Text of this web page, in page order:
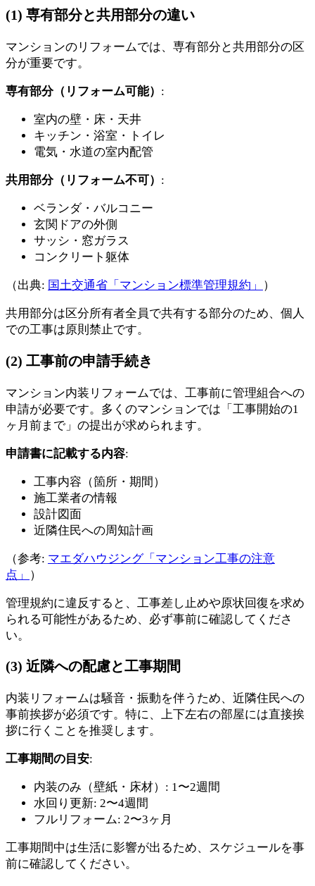
(1) 専有部分と共用部分の違い
マンションのリフォームでは、専有部分と共用部分の区
分が重要です。
専有部分（リフォーム可能） :
室内の壁・床・天井
キッチン・浴室・トイレ
電気・水道の室内配管
共用部分（リフォーム不可） :
ベランダ・バルコニー
玄関ドアの外側
サッシ・窓ガラス
コンクリート躯体
（出典: 国土交通省「マンション標準管理規約」 ）
共用部分は区分所有者全員で共有する部分のため、個人
での工事は原則禁止です。
(2) 工事前の申請手続き
マンション内装リフォームでは、工事前に管理組合への
申請が必要です。多くのマンションでは「工事開始の1
ヶ月前まで」の提出が求められます。
申請書に記載する内容:
工事内容（箇所・期間）
施工業者の情報
設計図面
近隣住民への周知計画
（参考: マエダハウジング「マンション工事の注意
点」
）
管理規約に違反すると、工事差し止めや原状回復を求め
られる可能性があるため、必ず事前に確認してくださ
い。
(3) 近隣への配慮と工事期間
内装リフォームは騒音・振動を伴うため、近隣住民への
事前挨拶が必須です。特に、上下左右の部屋には直接挨
拶に行くことを推奨します。
工事期間の目安:
内装のみ（壁紙・床材）: 1〜2週間
水回り更新: 2〜4週間
フルリフォーム: 2〜3ヶ月
工事期間中は生活に影響が出るため、スケジュールを事
前に確認してください。